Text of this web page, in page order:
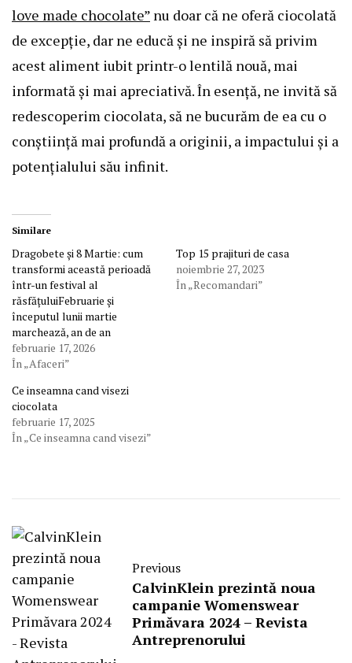
love made chocolate” nu doar că ne oferă ciocolată
de excepție, dar ne educă și ne inspiră să privim
acest aliment iubit printr-o lentilă nouă, mai
informată și mai apreciativă. În esență, ne invită să
redescoperim ciocolata, să ne bucurăm de ea cu o
conștiință mai profundă a originii, a impactului și a
potențialului său infinit.
Similare
Dragobete și 8 Martie: cum
transformi această perioadă
într-un festival al
răsfățuluiFebruarie și
începutul lunii martie
marchează, an de an
februarie 17, 2026
În „Afaceri”
Top 15 prajituri de casa
noiembrie 27, 2023
În „Recomandari”
Ce inseamna cand visezi
ciocolata
februarie 17, 2025
În „Ce inseamna cand visezi”
Previous
CalvinKlein prezintă noua
campanie Womenswear
Primăvara 2024 – Revista
Antreprenorului